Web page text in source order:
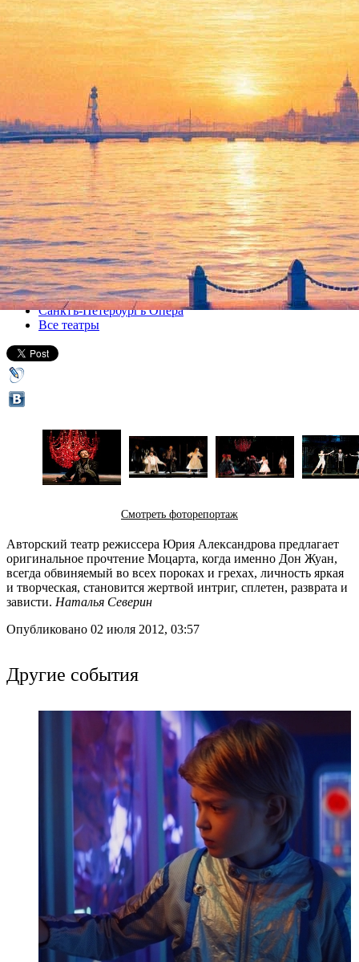
Дон Жуан
04 июля 2012, среда,19.00
Версия для печати
Все спектакли
Санктъ-Петербургъ Опера
Все театры
Смотреть фоторепортаж
Авторский театр режиссера Юрия Александрова предлагает
оригинальное прочтение Моцарта, когда именно Дон Жуан,
всегда обвиняемый во всех пороках и грехах, личность яркая
и творческая, становится жертвой интриг, сплетен, разврата и
зависти. Наталья Северин
Опубликовано 02 июля 2012, 03:57
Другие события